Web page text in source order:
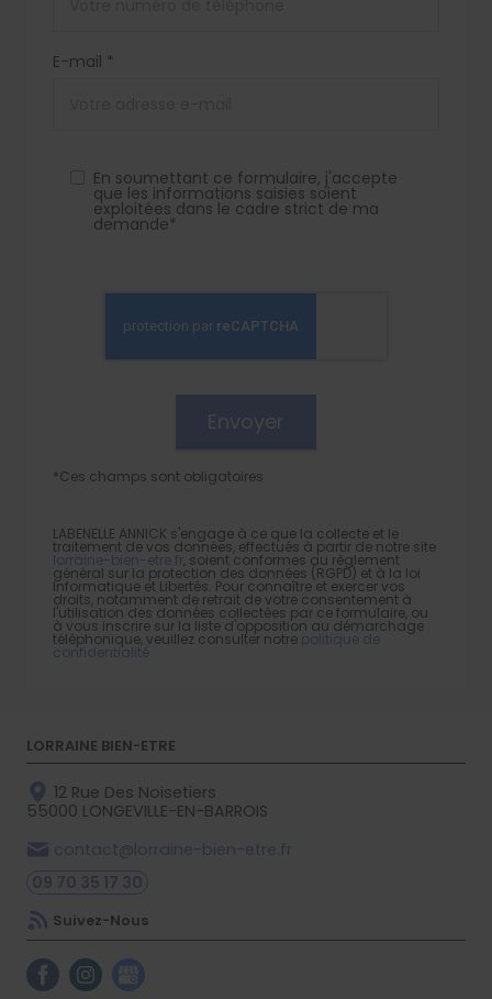
E-mail *
En soumettant ce formulaire, j'accepte
que les informations saisies soient
exploitées dans le cadre strict de ma
demande*
*Ces champs sont obligatoires
LABENELLE ANNICK s'engage à ce que la collecte et le
traitement de vos données, effectués à partir de notre site
lorraine-bien-etre.fr , soient conformes au règlement
général sur la protection des données (RGPD) et à la loi
Informatique et Libertés. Pour connaître et exercer vos
droits, notamment de retrait de votre consentement à
l'utilisation des données collectées par ce formulaire, ou
à vous inscrire sur la liste d'opposition au démarchage
téléphonique, veuillez consulter notre politique de
confidentialité
LORRAINE BIEN-ETRE
12 Rue Des Noisetiers
55000 LONGEVILLE-EN-BARROIS
contact@lorraine-bien-etre.fr
09 70 35 17 30
Suivez-Nous